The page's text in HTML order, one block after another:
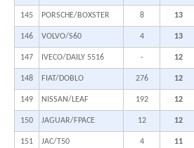
145 PORSCHE/BOXSTER 8 13
146 VOLVO/S60 4 13
147 IVECO/DAILY 5516 - 12
148 FIAT/DOBLO 276 12
149 NISSAN/LEAF 192 12
150 JAGUAR/FPACE 12 12
151 JAC/T50 4 11